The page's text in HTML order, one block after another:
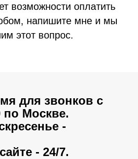
возможности оплатить
напишите мне и мы
этот вопрос.
для звонков с
по Москве.
-
- 24/7.